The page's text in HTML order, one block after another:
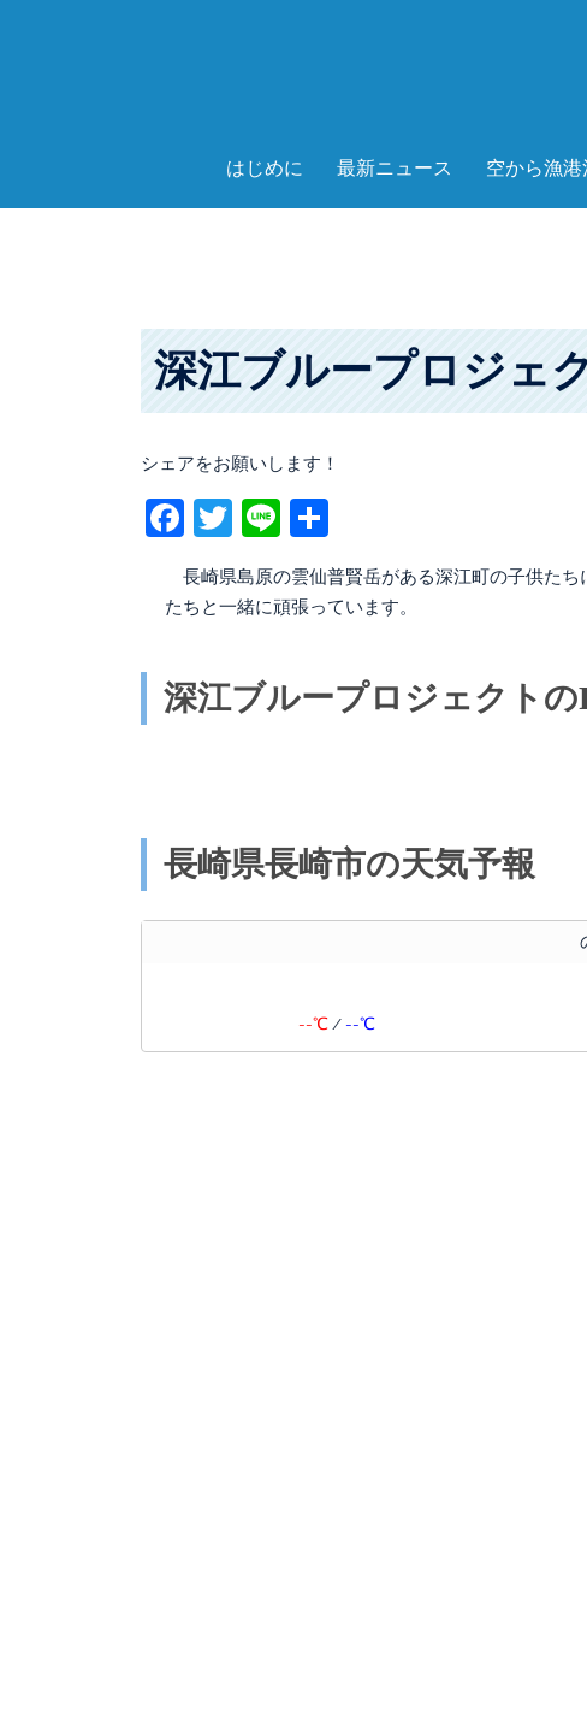
はじめに 最新ニュース 空から漁港
深江ブループロジェ
シェアをお願いします！
Facebook
Twitter
Line
有
長崎県島原の雲仙普賢岳がある深江町の子供た
たちと一緒に頑張っています。
深江ブループロジェクトの
長崎県長崎市の天気予報
--℃ /--℃